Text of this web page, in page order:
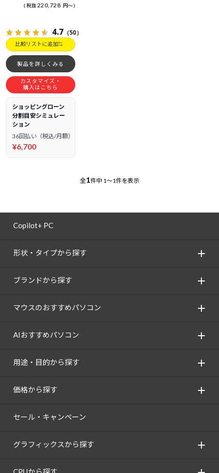
税抜220,728 円～
4.7 （50）
比較リストに追加
製品を詳しくみる
カスタマイズ・
購入はこちら
ショッピングローン
分割目安シミュレー
ション
36回払い（税込/月額）
¥6,700
全1 件中 1～1件を表示
Copilot+ PC
形状・タイプから探す
ブランドから探す
マウスのおすすめパソコン
AIおすすめパソコン
用途・目的から探す
価格から探す
セール・キャンペーン
グラフィックスから探す